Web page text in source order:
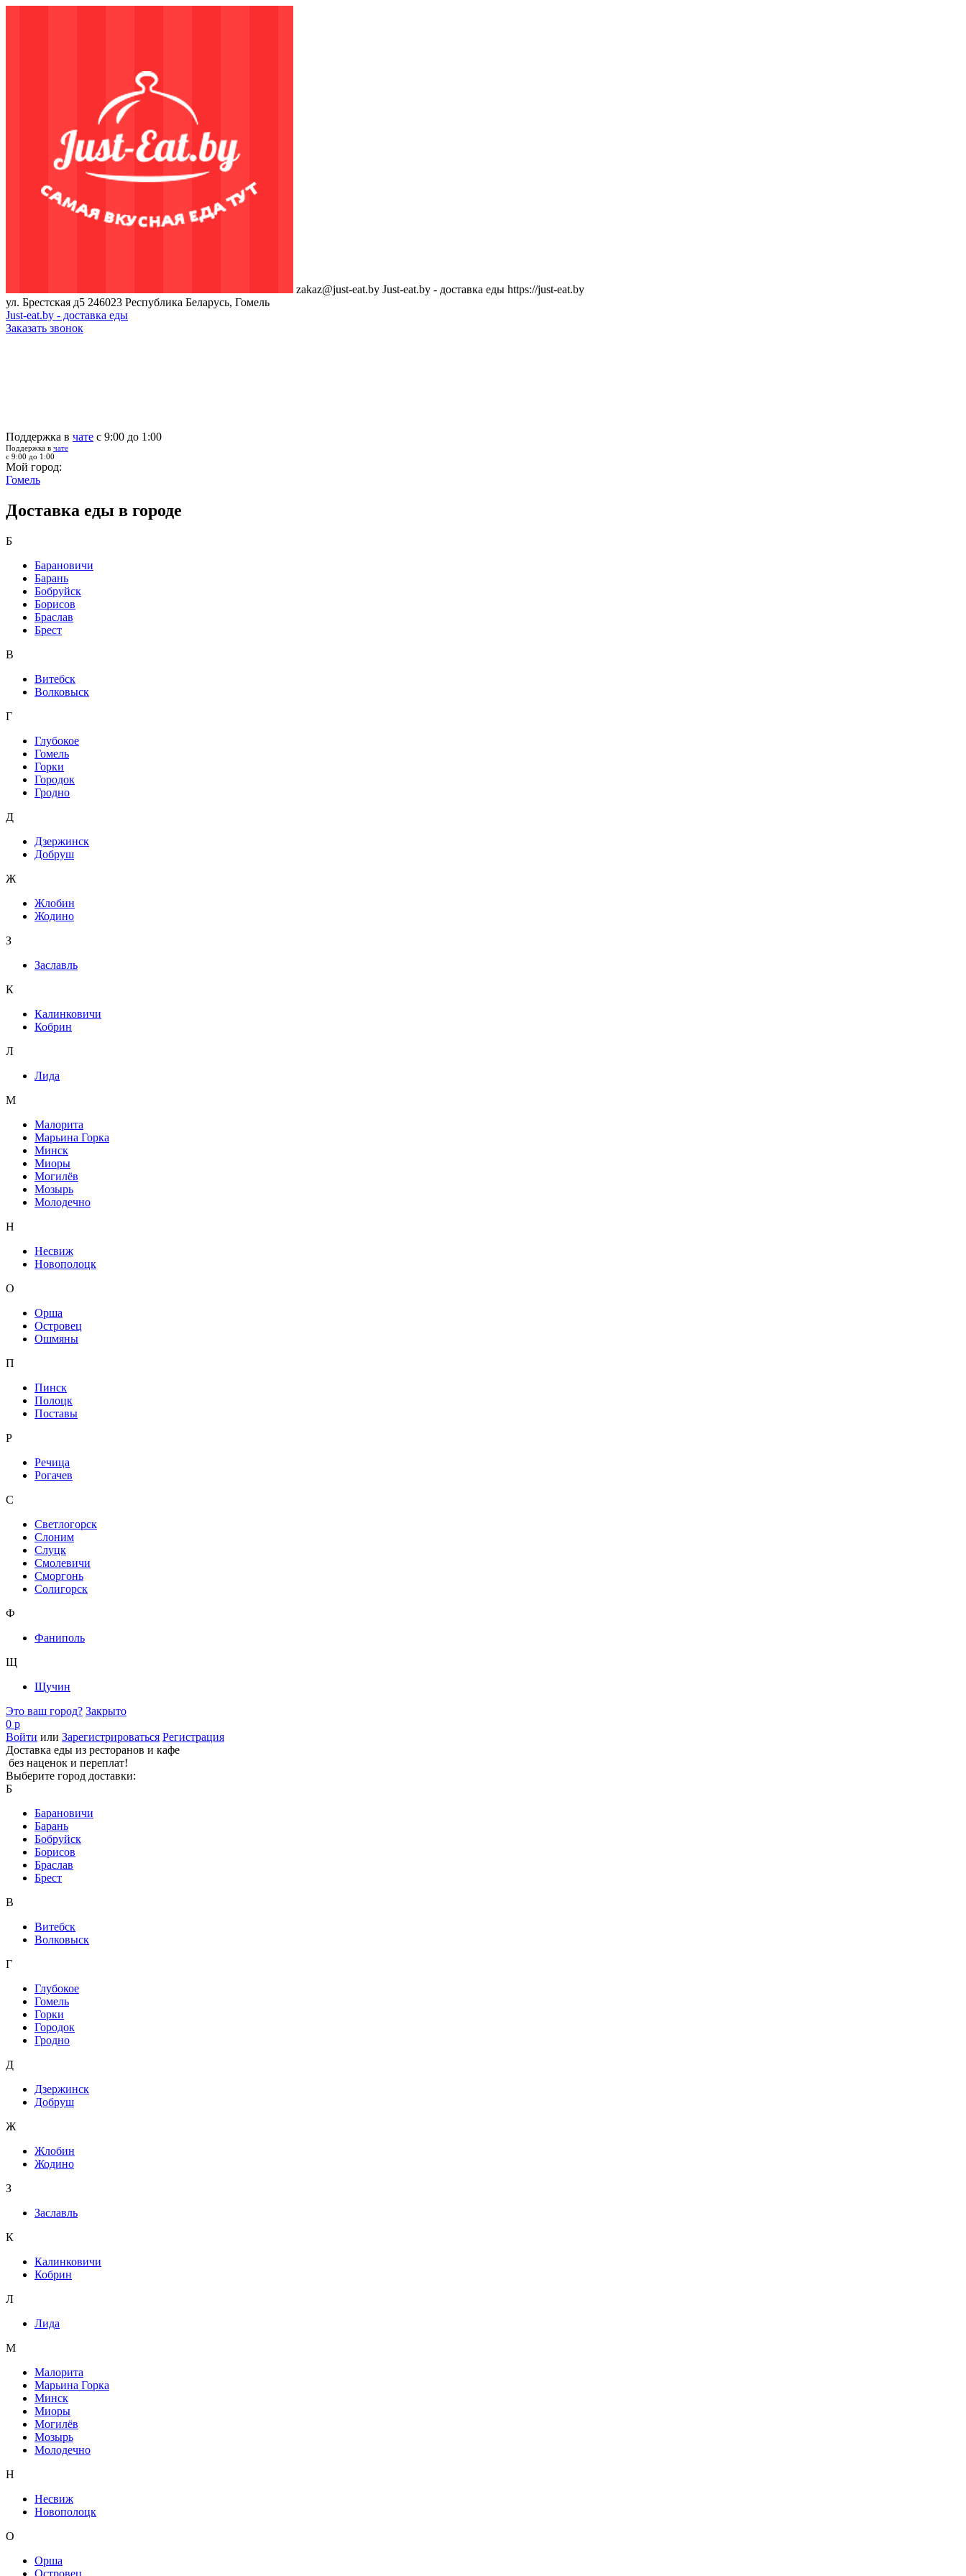
zakaz@just-eat.by Just-eat.by - доставка еды https://just-eat.by
ул. Брестская д5 246023 Республика Беларусь, Гомель
Just-eat.by - доставка еды
Заказать звонок
Поддержка в чате с 9:00 до 1:00
Поддержка в чате
с 9:00 до 1:00
Мой город:
Гомель
Доставка еды в городе
Б
Барановичи
Барань
Бобруйск
Борисов
Браслав
Брест
В
Витебск
Волковыск
Г
Глубокое
Гомель
Горки
Городок
Гродно
Д
Дзержинск
Добруш
Ж
Жлобин
Жодино
З
Заславль
К
Калинковичи
Кобрин
Л
Лида
М
Малорита
Марьина Горка
Минск
Миоры
Могилёв
Мозырь
Молодечно
Н
Несвиж
Новополоцк
О
Орша
Островец
Ошмяны
П
Пинск
Полоцк
Поставы
Р
Речица
Рогачев
С
Светлогорск
Слоним
Слуцк
Смолевичи
Сморгонь
Солигорск
Ф
Фаниполь
Щ
Щучин
Это ваш город? Закрыто
0 р
Войти или Зарегистрироваться Регистрация
Доставка еды из ресторанов и кафе
без наценок и переплат!
Выберите город доставки:
Б
Барановичи
Барань
Бобруйск
Борисов
Браслав
Брест
В
Витебск
Волковыск
Г
Глубокое
Гомель
Горки
Городок
Гродно
Д
Дзержинск
Добруш
Ж
Жлобин
Жодино
З
Заславль
К
Калинковичи
Кобрин
Л
Лида
М
Малорита
Марьина Горка
Минск
Миоры
Могилёв
Мозырь
Молодечно
Н
Несвиж
Новополоцк
О
Орша
Островец